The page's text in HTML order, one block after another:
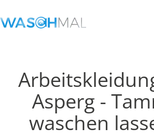
Asperg -
waschen